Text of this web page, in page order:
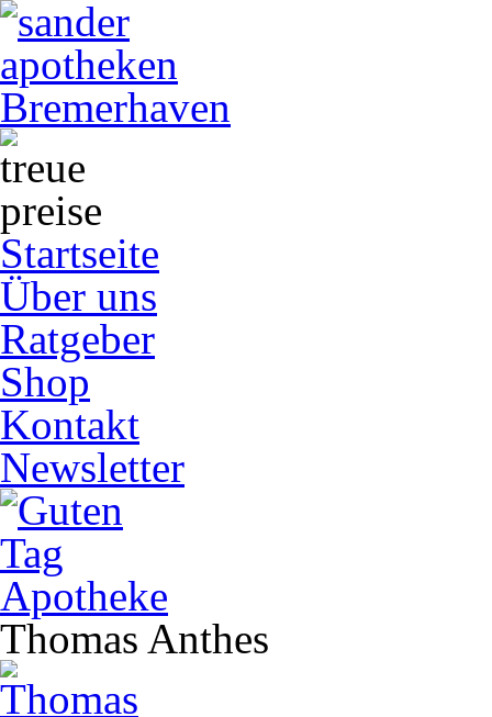
Startseite
Über uns
Ratgeber
Shop
Kontakt
Newsletter
Thomas Anthes